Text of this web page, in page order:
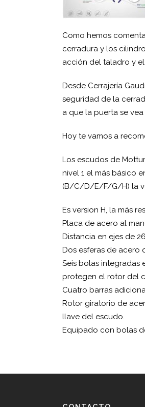
Como hemos
cerradura y los
acción del taladro y
Desde Cerrajería
seguridad de la
a que la puerta se vea
Hoy te vamos a
Los escudos de
nivel 1 el más básico
(B/C/D/E/F/G/H) la
Es version H, la más
Placa de acero al
Distancia en ejes de
Dos esferas de
Seis bolas integradas
protegen el rotor del
Cuatro barras
Rotor giratorio de
llave del escudo.
Equipado con bolas